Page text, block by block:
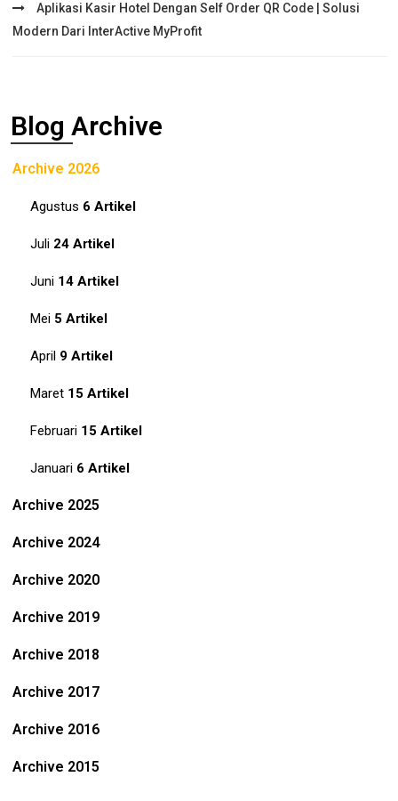
Aplikasi Kasir Hotel Dengan Self Order QR Code | Solusi
Modern Dari InterActive MyProfit
Blog Archive
Archive 2026
Agustus 6 Artikel
Juli 24 Artikel
Juni 14 Artikel
Mei 5 Artikel
April 9 Artikel
Maret 15 Artikel
Februari 15 Artikel
Januari 6 Artikel
Archive 2025
Archive 2024
Archive 2020
Archive 2019
Archive 2018
Archive 2017
Archive 2016
Archive 2015